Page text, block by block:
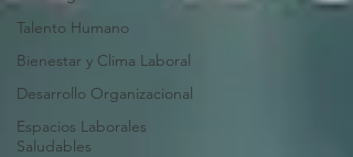
Talento Humano
Bienestar y Clima Laboral
Desarrollo Organizacional
Espacios Laborales
Saludables